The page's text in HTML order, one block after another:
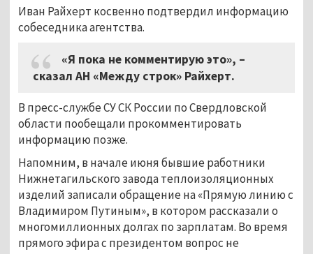
Иван Райхерт косвенно подтвердил информацию
собеседника агентства.
«Я пока не комментирую это», –
сказал АН «Между строк» Райхерт.
В пресс-службе СУ СК России по Свердловской
области пообещали прокомментировать
информацию позже.
Напомним, в начале июня бывшие работники
Нижнетагильского завода теплоизоляционных
изделий записали обращение на «Прямую линию с
Владимиром Путиным», в котором рассказали о
многомиллионных долгах по зарплатам. Во время
прямого эфира с президентом вопрос не